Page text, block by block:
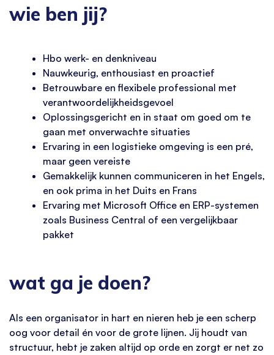
wie ben jij?
Hbo werk- en denkniveau
Nauwkeurig, enthousiast en proactief
Betrouwbare en flexibele professional met
verantwoordelijkheidsgevoel
Oplossingsgericht en in staat om goed om te
gaan met onverwachte situaties
Ervaring in een logistieke omgeving is een pré,
maar geen vereiste
Gemakkelijk kunnen communiceren in het Engels,
en ook prima in het Duits en Frans
Ervaring met Microsoft Office en ERP-systemen
zoals Business Central of een vergelijkbaar
pakket
wat ga je doen?
Als een organisator in hart en nieren heb je een scherp
oog voor detail én voor de grote lijnen. Jij houdt van
structuur, hebt je zaken altijd op orde en zorgt er net zo